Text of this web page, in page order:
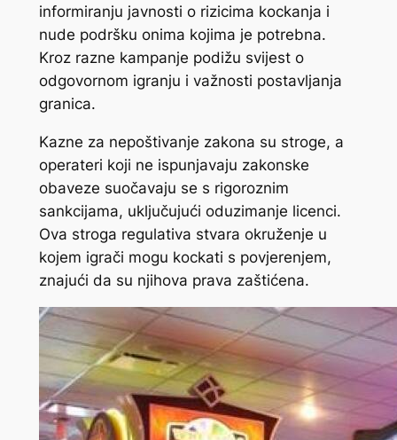
informiranju javnosti o rizicima kockanja i
nude podršku onima kojima je potrebna.
Kroz razne kampanje podižu svijest o
odgovornom igranju i važnosti postavljanja
granica.
Kazne za nepoštivanje zakona su stroge, a
operateri koji ne ispunjavaju zakonske
obaveze suočavaju se s rigoroznim
sankcijama, uključujući oduzimanje licenci.
Ova stroga regulativa stvara okruženje u
kojem igrači mogu kockati s povjerenjem,
znajući da su njihova prava zaštićena.